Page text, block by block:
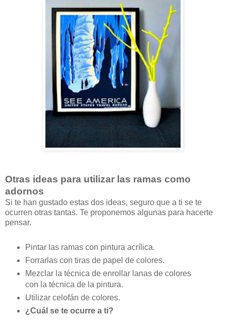
Otras ideas para utilizar las ramas como
adornos
Si te han gustado estas dos ideas, seguro que a ti se te
ocurren otras tantas. Te proponemos algunas para hacerte
pensar.
Pintar las ramas con pintura acrílica.
Forrarlas con tiras de papel de colores.
Mezclar la técnica de enrollar lanas de colores
con la técnica de la pintura.
Utilizar celofán de colores.
¿Cuál se te ocurre a ti?